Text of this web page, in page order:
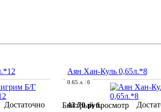
Достаточно
Аян Хан-Куль 0,65л.*8
Быстрый просмотр
0.65 л. 6
43.70 руб.